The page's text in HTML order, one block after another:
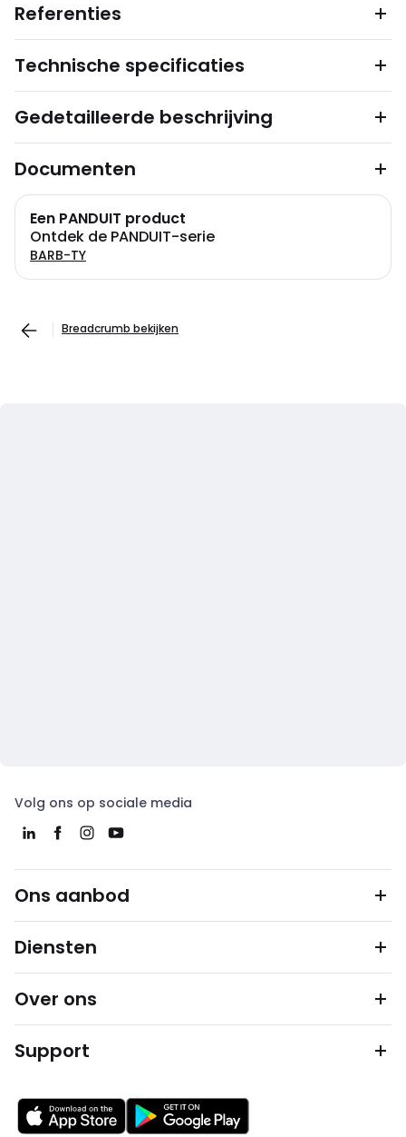
Referenties
Technische specificaties
Gedetailleerde beschrijving
Documenten
Een PANDUIT product
Ontdek de PANDUIT-serie
BARB-TY
Breadcrumb bekijken
Volg ons op sociale media
Ons aanbod
Diensten
Over ons
Support